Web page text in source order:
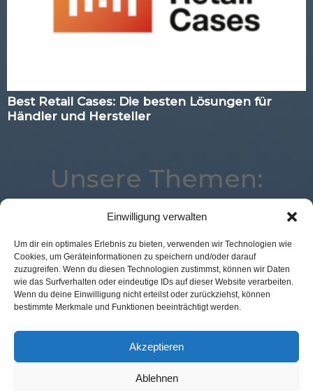
Einwilligung verwalten
Um dir ein optimales Erlebnis zu bieten, verwenden wir Technologien wie
Cookies, um Geräteinformationen zu speichern und/oder darauf
zuzugreifen. Wenn du diesen Technologien zustimmst, können wir Daten
wie das Surfverhalten oder eindeutige IDs auf dieser Website verarbeiten.
Wenn du deine Einwilligung nicht erteilst oder zurückziehst, können
bestimmte Merkmale und Funktionen beeinträchtigt werden.
Akzeptieren
Ablehnen
Best Retail Cases: Die besten Lösungen für
Händler und Hersteller
Unsere Themen:
Marketing POS Connect Advertising
Analytics
Augmented Reality
Corona Mobile
Commerce
Digital
Payment eCommerce
Location
Best Retail Cases
Künstliche Intelligenz
Studie